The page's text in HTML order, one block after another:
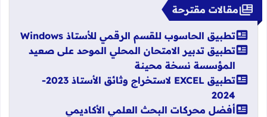
مقالات مقترحة
تطبيق الحاسوب للقسم الرقمي للأستاذ Windows
تطبيق تدبير الامتحان المحلي الموحد على صعيد
المؤسسة نسخة محينة
تطبيق EXCEL لاستخراج وثائق الأستاذ 2023-
2024
أفضل محركات البحث العلمي الأكاديمي